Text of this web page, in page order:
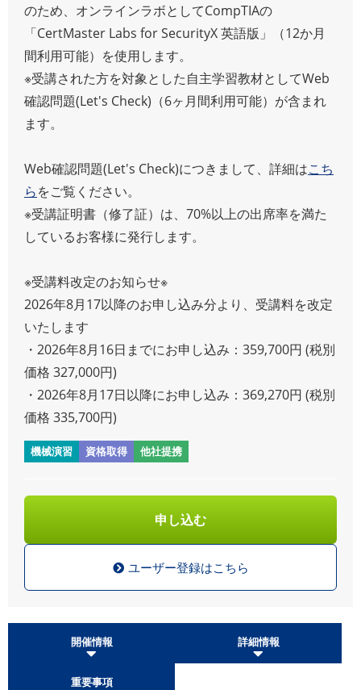
のため、オンラインラボとしてCompTIAの
「CertMaster Labs for SecurityX 英語版」（12か月
間利用可能）を使用します。
※受講された方を対象とした自主学習教材としてWeb
確認問題(Let's Check)（6ヶ月間利用可能）が含まれ
ます。
Web確認問題(Let's Check)につきまして、詳細はこち
らをご覧ください。
※受講証明書（修了証）は、70%以上の出席率を満た
しているお客様に発行します。
※受講料改定のお知らせ※
2026年8月17以降のお申し込み分より、受講料を改定
いたします
・2026年8月16日までにお申し込み：359,700円 (税別
価格 327,000円)
・2026年8月17日以降にお申し込み：369,270円 (税別
価格 335,700円)
機械演習 資格取得 他社提携
申し込む
ユーザー登録はこちら
開催情報 詳細情報
重要事項